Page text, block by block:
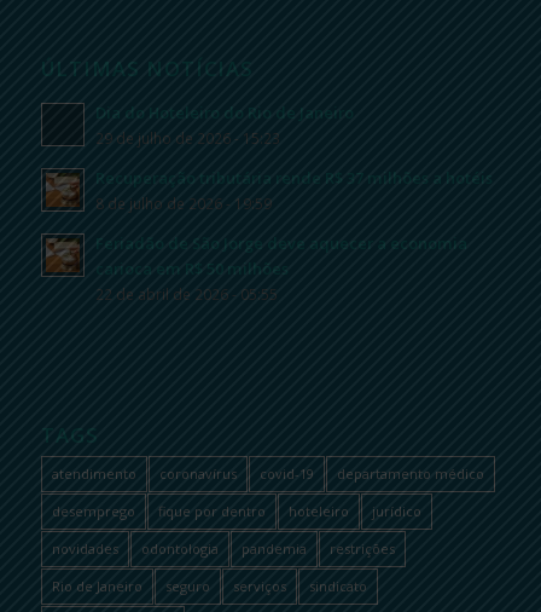
ÚLTIMAS NOTÍCIAS
Dia do Hoteleiro do Rio de Janeiro
29 de julho de 2026 - 15:23
Recuperação tributária rende R$ 37 milhões a hotéis
8 de julho de 2026 - 19:59
Feriadão de São Jorge deve aquecer a economia
carioca em R$ 50 milhões
22 de abril de 2026 - 05:55
TAGS
atendimento coronavírus covid-19 departamento médico
desemprego fique por dentro hoteleiro jurídico
novidades odontologia pandemia restrições
Rio de Janeiro seguro serviços sindicato